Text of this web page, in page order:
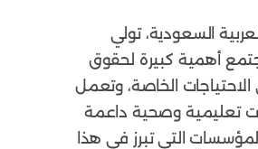
السعودية، تولي
أهمية كبيرة لحقوق
الخاصة، وتعمل
تعليمية وصحية داعمة
التي تبرز في هذا